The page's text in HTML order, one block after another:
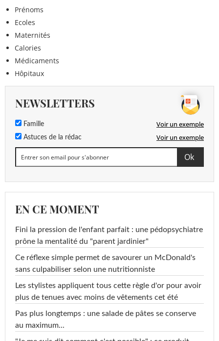
Prénoms
Ecoles
Maternités
Calories
Médicaments
Hôpitaux
NEWSLETTERS
Famille Voir un exemple
Astuces de la rédac Voir un exemple
EN CE MOMENT
Fini la pression de l'enfant parfait : une pédopsychiatre
prône la mentalité du "parent jardinier"
Ce réflexe simple permet de savourer un McDonald's
sans culpabiliser selon une nutritionniste
Les stylistes appliquent tous cette règle d'or pour avoir
plus de tenues avec moins de vêtements cet été
Pas plus longtemps : une salade de pâtes se conserve
au maximum...